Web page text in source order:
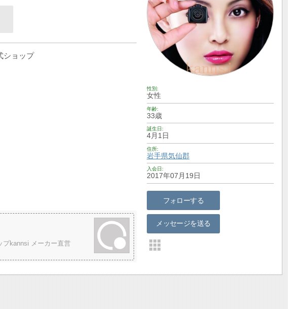
性別
女性
年齢
33歳
誕生日
4月1日
住所
岩手県気仙郡
入会日
2017年07月19日
フォローする
メッセージを送る
ショップ
プkannsi メーカー直営